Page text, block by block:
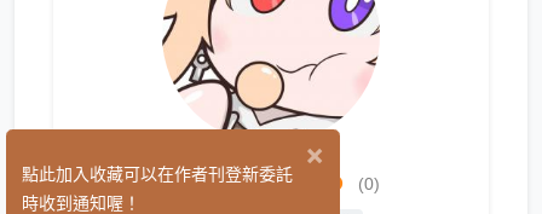
ǫʙᴏʟ小工坊 (0)
×
點此加入收藏可以在作者刊登新委託
時收到通知喔！